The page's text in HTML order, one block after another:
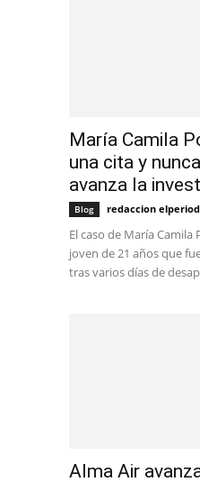
María Camila
una cita y
avanza la
Blog redaccion
El caso de María Camila
joven de 21 años que
tras varios días de
Alma Air